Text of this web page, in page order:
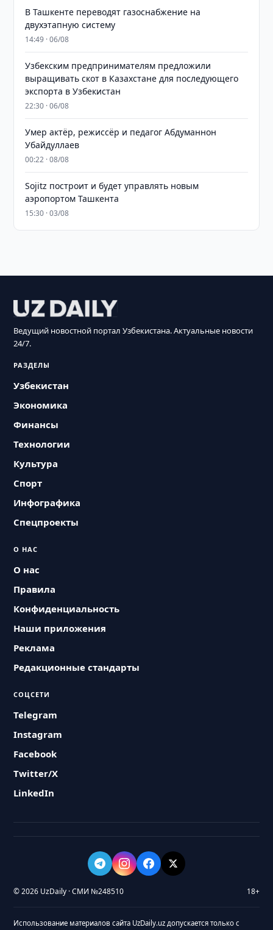
В Ташкенте переводят газоснабжение на
двухэтапную систему
14:49 · 06/08
Узбекским предпринимателям предложили
выращивать скот в Казахстане для последующего
экспорта в Узбекистан
22:30 · 06/08
Умер актёр, режиссёр и педагог Абдуманнон
Убайдуллаев
00:22 · 08/08
Sojitz построит и будет управлять новым
аэропортом Ташкента
15:30 · 03/08
Ведущий новостной портал Узбекистана. Актуальные новости
24/7.
РАЗДЕЛЫ
Узбекистан
Экономика
Финансы
Технологии
Культура
Спорт
Инфографика
Спецпроекты
О НАС
О нас
Правила
Конфиденциальность
Наши приложения
Реклама
Редакционные стандарты
СОЦСЕТИ
Telegram
Instagram
Facebook
Twitter/X
LinkedIn
© 2026 UzDaily · СМИ №248510 18+
Использование материалов сайта UzDaily.uz допускается только с